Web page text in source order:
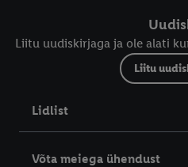
Liitu uudiskirjaga ja ole alati
Liitu
Lidlist
Võta meiega ühendust